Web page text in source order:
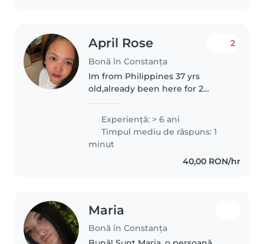
April Rose
Bonă în Constanța
2
Im from Philippines 37 yrs
old,already been here for 2
now im currently employed too
taking care of a 6 months old.Im..
Experienţă: > 6 ani
Timpul mediu de răspuns: 1
minut
40,00 RON/hr
Maria
Bonă în Constanța